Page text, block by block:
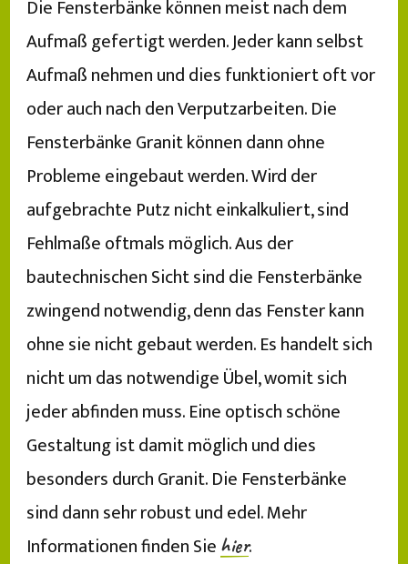
Die Fensterbänke können meist nach dem
Aufmaß gefertigt werden. Jeder kann selbst
Aufmaß nehmen und dies funktioniert oft vor
oder auch nach den Verputzarbeiten. Die
Fensterbänke Granit können dann ohne
Probleme eingebaut werden. Wird der
aufgebrachte Putz nicht einkalkuliert, sind
Fehlmaße oftmals möglich. Aus der
bautechnischen Sicht sind die Fensterbänke
zwingend notwendig, denn das Fenster kann
ohne sie nicht gebaut werden. Es handelt sich
nicht um das notwendige Übel, womit sich
jeder abfinden muss. Eine optisch schöne
Gestaltung ist damit möglich und dies
besonders durch Granit. Die Fensterbänke
sind dann sehr robust und edel. Mehr
Informationen finden Sie hier.